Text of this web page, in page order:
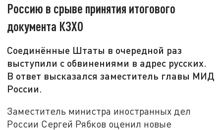
Россию в срыве принятия итогового
документа КЗХО
Соединённые Штаты в очередной раз
выступили с обвинениями в адрес русских.
В ответ высказался заместитель главы МИД
России.
Заместитель министра иностранных дел
России Сергей Рябков оценил новые